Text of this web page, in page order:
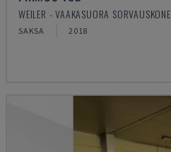
WEILER - VAAKASUORA SORVAUSKONE
SAKSA 2018